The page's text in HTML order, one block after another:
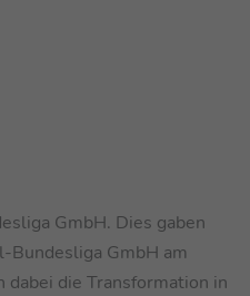
GmbH. Dies gaben
Bundesliga GmbH am
die Transformation in